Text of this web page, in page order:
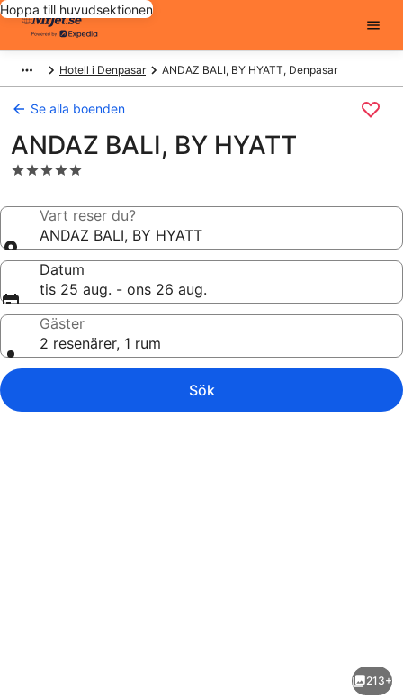
Hoppa till huvudsektionen
Hotell i Denpasar ANDAZ BALI, BY HYATT, Denpasar
Se alla boenden
ANDAZ BALI, BY HYATT
5.0-
boendeVart reser du?
ANDAZ BALI, BY HYATT
Datum
tis 25 aug. - ons 26 aug.
Gäster
2 resenärer, 1 rum
Sök
213+